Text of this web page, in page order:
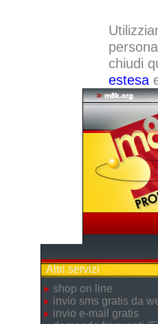
chiudi
estesa
Altri servizi
shop on line
invio sms gratis da
invio e-mail gratis